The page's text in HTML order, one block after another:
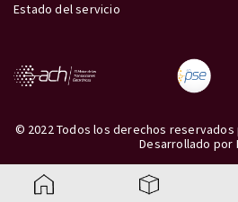
Estado del servicio
© 2022 Todos los derechos reservados
Desarrollado por